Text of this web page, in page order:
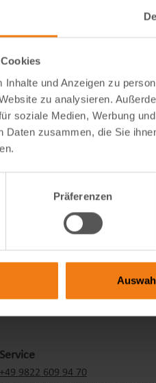
und Anzeigen zu
zu analysieren.
soziale Medien, Werbung
Daten zusammen, die Sie
Präferenzen
Service
+49 9822 609 94 70